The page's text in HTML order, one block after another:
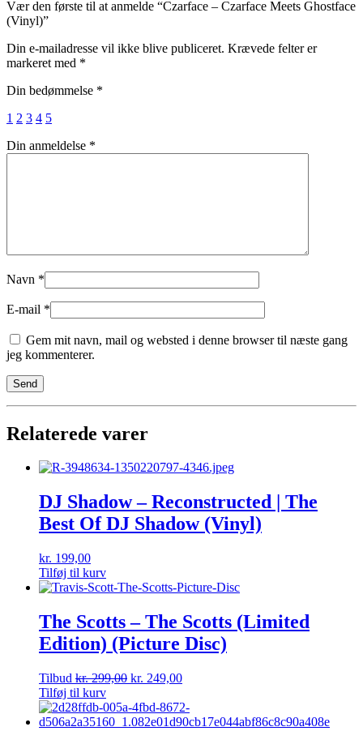
Vær den første til at anmelde “Czarface – Czarface Meets Ghostface
(Vinyl)”
Din e-mailadresse vil ikke blive publiceret. Krævede felter er
markeret med *
Din bedømmelse *
1 2 3 4 5
Din anmeldelse *
Navn *
E-mail *
Gem mit navn, mail og websted i denne browser til næste gang
jeg kommenterer.
Relaterede varer
DJ Shadow – Reconstructed | The
Best Of DJ Shadow (Vinyl)
kr. 199,00
Tilføj til kurv
The Scotts – The Scotts (Limited
Edition) (Picture Disc)
Tilbud kr.299,00 kr. 249,00
Tilføj til kurv